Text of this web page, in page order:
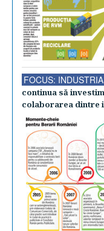
FOCUS:
continua să
colaborarea dintre